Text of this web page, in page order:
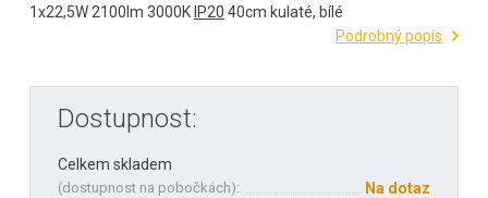
1x22,5W 2100lm 3000K IP20 40cm kulaté, bílé
Podrobný popis
Dostupnost:
Celkem skladem
(dostupnost na pobočkách):
Na dotaz